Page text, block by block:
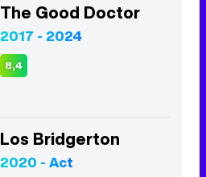
The Good Doctor
2017 - 2024
8,4
Los Bridgerton
2020 - Act